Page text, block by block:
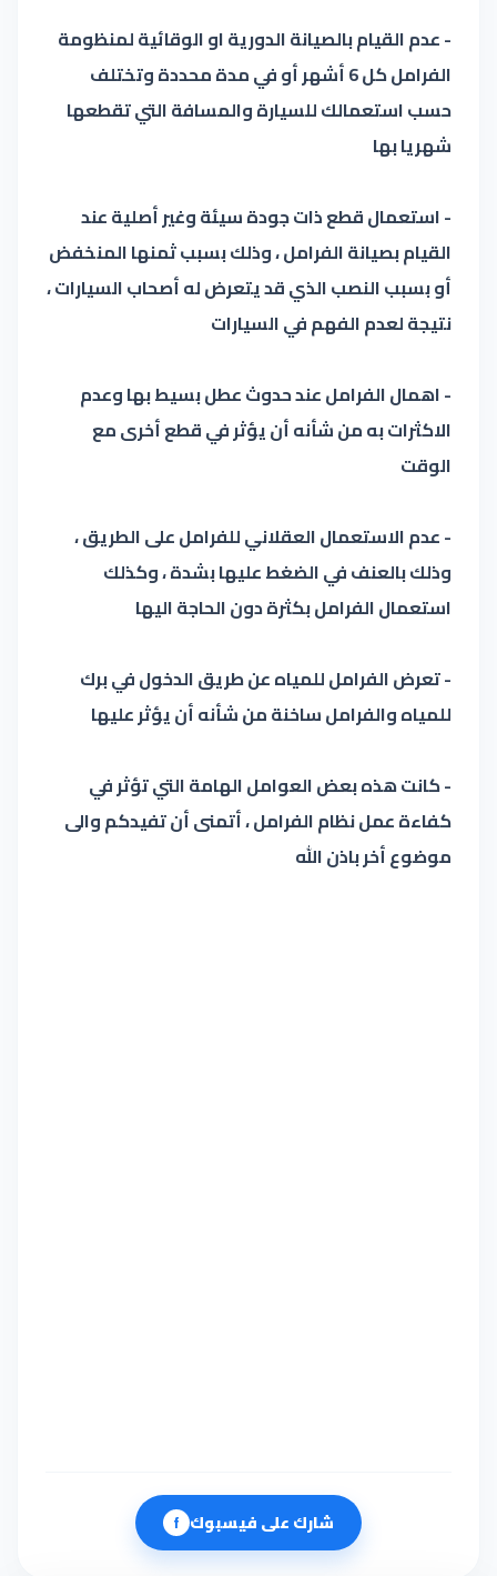
- عدم القيام بالصيانة الدورية او الوقائية لمنظومة
الفرامل كل 6 أشهر أو في مدة محددة وتختلف
حسب استعمالك للسيارة والمسافة التي تقطعها
شهريا بها
- استعمال قطع ذات جودة سيئة وغير أصلية عند
القيام بصيانة الفرامل ، وذلك بسبب ثمنها المنخفض
أو بسبب النصب الذي قد يتعرض له أصحاب السيارات ،
نتيجة لعدم الفهم في السيارات
- اهمال الفرامل عند حدوث عطل بسيط بها وعدم
الاكثرات به من شأنه أن يؤثر في قطع أخرى مع
الوقت
- عدم الاستعمال العقلاني للفرامل على الطريق ،
وذلك بالعنف في الضغط عليها بشدة ، وكذلك
استعمال الفرامل بكثرة دون الحاجة اليها
- تعرض الفرامل للمياه عن طريق الدخول في برك
للمياه والفرامل ساخنة من شأنه أن يؤثر عليها
- كانت هذه بعض العوامل الهامة التي تؤثر في
كفاءة عمل نظام الفرامل ، أتمنى أن تفيدكم والى
موضوع أخر باذن الله
شارك على فيسبوك f